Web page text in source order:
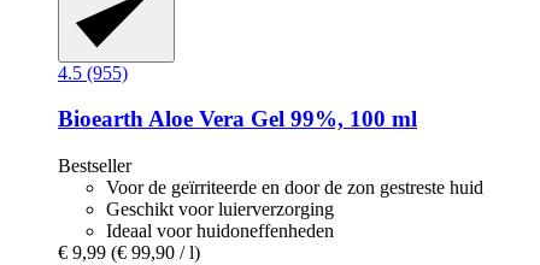
4.5 (955)
BioearthAloe Vera Gel 99%, 100 ml
Bestseller
Voor de geïrriteerde en door de zon gestreste huid
Geschikt voor luierverzorging
Ideaal voor huidoneffenheden
€ 9,99 (€ 99,90 / l)